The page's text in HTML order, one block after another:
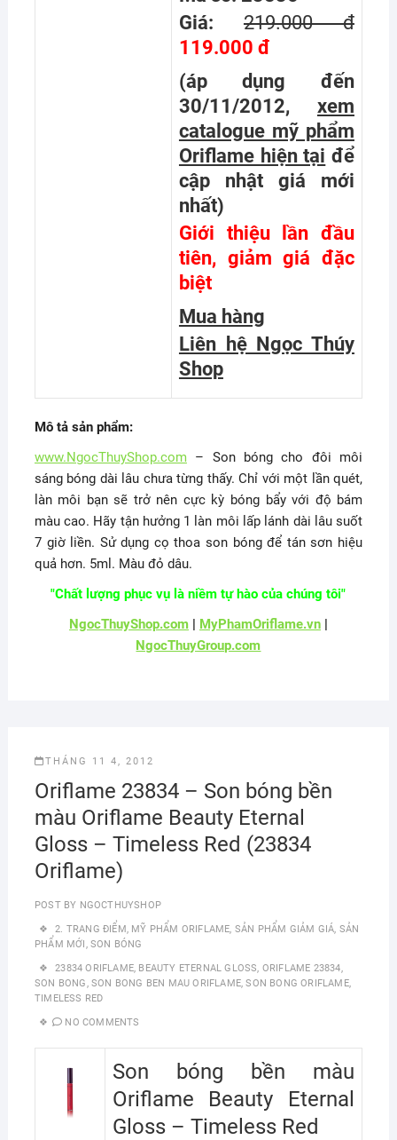
Giá: 219.000 đ
119.000 đ
(áp dụng đến
30/11/2012, xem
catalogue mỹ phẩm
Oriflame hiện tại để
cập nhật giá mới
nhất)
Giới thiệu lần đầu
tiên, giảm giá đặc
biệt
Mua hàng
Liên hệ Ngọc Thúy
Shop
Mô tả sản phẩm:
www.NgocThuyShop.com– Son bóng cho đôi môi
sáng bóng dài lâu chưa từng thấy. Chỉ với một lần quét,
làn môi bạn sẽ trở nên cực kỳ bóng bẩy với độ bám
màu cao. Hãy tận hưởng 1 làn môi lấp lánh dài lâu suốt
7 giờ liền. Sử dụng cọ thoa son bóng để tán sơn hiệu
quả hơn. 5ml. Màu đỏ dâu.
"Chất lượng phục vụ là niềm tự hào của chúng tôi"
NgocThuyShop.com| MyPhamOriflame.vn|
NgocThuyGroup.com
THÁNG 11 4, 2012
Oriflame 23834 – Son bóng bền
màu Oriflame Beauty Eternal
Gloss – Timeless Red (23834
Oriflame)
POST BY NGOCTHUYSHOP
2. TRANG ĐIỂM, MỸ PHẨM ORIFLAME, SẢN PHẨM GIẢM GIÁ, SẢN
PHẨM MỚI, SON BÓNG
23834 ORIFLAME, BEAUTY ETERNAL GLOSS, ORIFLAME 23834,
SON BONG, SON BONG BEN MAU ORIFLAME,SON BONG ORIFLAME,
TIMELESS RED
NO COMMENTS
Son bóng bền màu
Oriflame Beauty Eternal
Gloss – Timeless Red